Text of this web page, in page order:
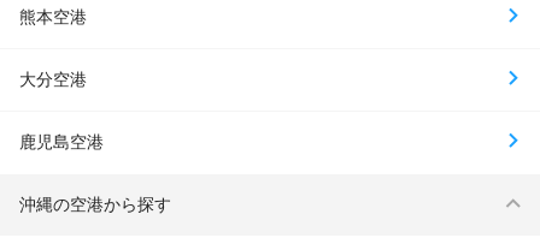
熊本空港
大分空港
鹿児島空港
沖縄の空港から探す